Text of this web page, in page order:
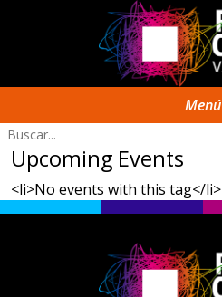
Menú
Upcoming Events
<li>No events with this tag</li>